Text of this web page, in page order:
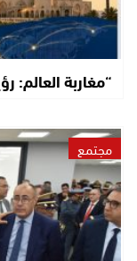
“مغاربة العالم:
مجتمع